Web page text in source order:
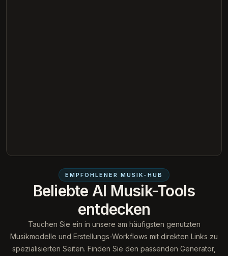
EMPFOHLENER MUSIK-HUB
Beliebte AI Musik-Tools
entdecken
Tauchen Sie ein in unsere am häufigsten genutzten
Musikmodelle und Erstellungs-Workflows mit direkten Links zu
spezialisierten Seiten. Finden Sie den passenden Generator,